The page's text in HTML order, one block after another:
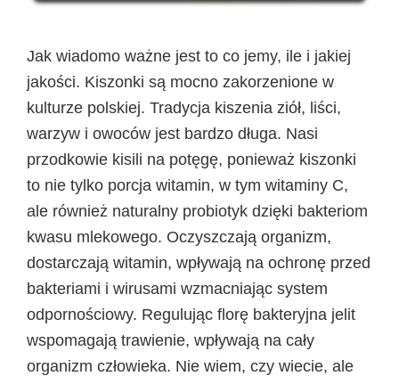
Jak wiadomo ważne jest to co jemy, ile i jakiej
jakości. Kiszonki są mocno zakorzenione w
kulturze polskiej. Tradycja kiszenia ziół, liści,
warzyw i owoców jest bardzo długa. Nasi
przodkowie kisili na potęgę, ponieważ kiszonki
to nie tylko porcja witamin, w tym witaminy C,
ale również naturalny probiotyk dzięki bakteriom
kwasu mlekowego. Oczyszczają organizm,
dostarczają witamin, wpływają na ochronę przed
bakteriami i wirusami wzmacniając system
odpornościowy. Regulując florę bakteryjna jelit
wspomagają trawienie, wpływają na cały
organizm człowieka. Nie wiem, czy wiecie, ale